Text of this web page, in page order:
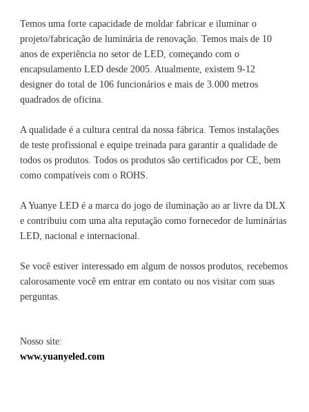
Temos uma forte capacidade de moldar fabricar e iluminar o
projeto/fabricação de luminária de renovação. Temos mais de 10
anos de experiência no setor de LED, começando com o
encapsulamento LED desde 2005. Atualmente, existem 9-12
designer do total de 106 funcionários e mais de 3.000 metros
A qualidade é a cultura central da nossa fábrica. Temos instalações
de teste profissional e equipe treinada para garantir a qualidade de
todos os produtos. Todos os produtos são certificados por CE, bem
A Yuanye LED é a marca do jogo de iluminação ao ar livre da DLX
e contribuiu com uma alta reputação como fornecedor de luminárias
Se você estiver interessado em algum de nossos produtos, recebemos
calorosamente você em entrar em contato ou nos visitar com suas
Nosso site: